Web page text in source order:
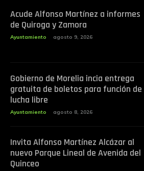
Acude Alfonso Martínez a informes
de Quiroga y Zamora
Ayuntamiento agosto 9, 2026
Gobierno de Morelia incia entrega
gratuita de boletos para función de
lucha libre
Ayuntamiento agosto 8, 2026
Invita Alfonso Martínez Alcázar al
nuevo Parque Lineal de Avenida del
Quinceo